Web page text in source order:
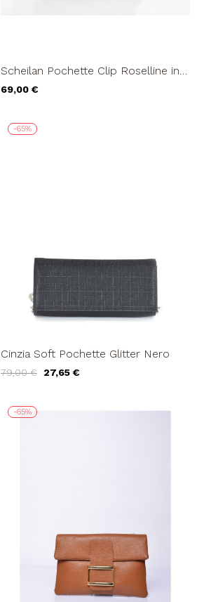
Scheilan Pochette Clip Roselline in
69,00 €
-65%
Cinzia Soft Pochette Glitter Nero
79,00 € 27,65 €
-65%